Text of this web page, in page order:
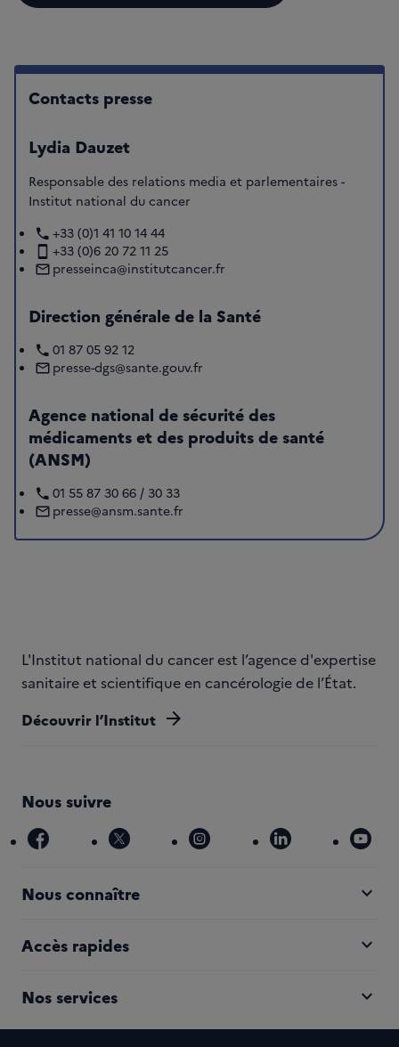
Contacts presse
Lydia Dauzet
Responsable des relations media et parlementaires -
Institut national du cancer
+33 (0)1 41 10 14 44
+33 (0)6 20 72 11 25
presseinca@institutcancer.fr
Direction générale de la Santé
01 87 05 92 12
presse-dgs@sante.gouv.fr
Agence national de sécurité des
médicaments et des produits de santé
(ANSM)
01 55 87 30 66 / 30 33
presse@ansm.sante.fr
L'Institut national du cancer est l’agence d'expertise
sanitaire et scientifique en cancérologie de l’État.
Découvrir l’Institut arrow_forward
Nous suivre
facebook x instagram linkedin
Nous connaître expand_more
Accès rapides expand_more
Nos services expand_more